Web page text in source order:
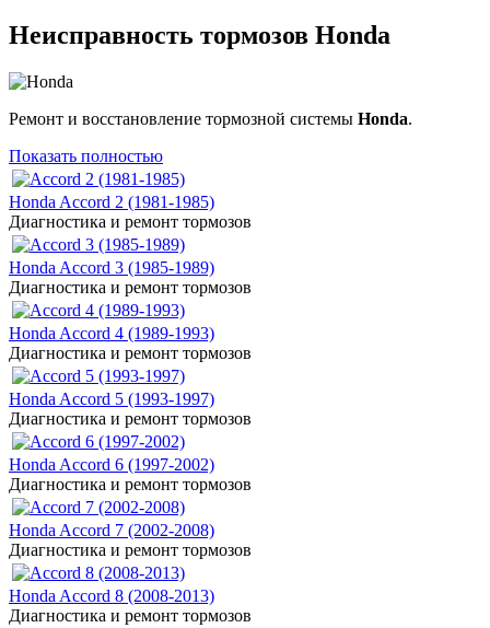
Неисправность тормозов Honda
Ремонт и восстановление тормозной системы Honda.
Показать полностью
Honda Accord 2 (1981-1985)
Диагностика и ремонт тормозов
Honda Accord 3 (1985-1989)
Диагностика и ремонт тормозов
Honda Accord 4 (1989-1993)
Диагностика и ремонт тормозов
Honda Accord 5 (1993-1997)
Диагностика и ремонт тормозов
Honda Accord 6 (1997-2002)
Диагностика и ремонт тормозов
Honda Accord 7 (2002-2008)
Диагностика и ремонт тормозов
Honda Accord 8 (2008-2013)
Диагностика и ремонт тормозов